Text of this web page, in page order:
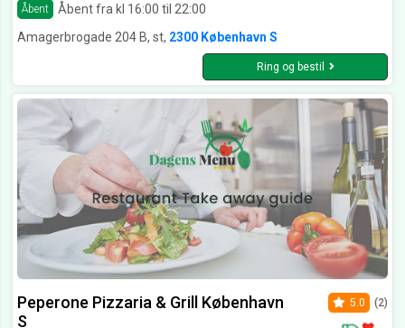
Åbent
Åbent fra kl 16:00 til 22:00
Amagerbrogade 204 B, st, 2300 København S
Ring og bestil
Peperone Pizzaria & Grill København
S
5.0 (2)